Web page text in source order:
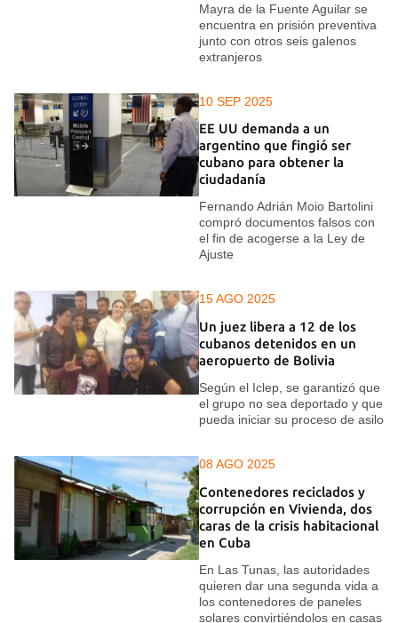
Mayra de la Fuente Aguilar se
encuentra en prisión preventiva
junto con otros seis galenos
extranjeros
10 SEP 2025
EE UU demanda a un
argentino que fingió ser
cubano para obtener la
ciudadanía
Fernando Adrián Moio Bartolini
compró documentos falsos con
el fin de acogerse a la Ley de
Ajuste
15 AGO 2025
Un juez libera a 12 de los
cubanos detenidos en un
aeropuerto de Bolivia
Según el Iclep, se garantizó que
el grupo no sea deportado y que
pueda iniciar su proceso de asilo
08 AGO 2025
Contenedores reciclados y
corrupción en Vivienda, dos
caras de la crisis habitacional
en Cuba
En Las Tunas, las autoridades
quieren dar una segunda vida a
los contenedores de paneles
solares convirtiéndolos en casas